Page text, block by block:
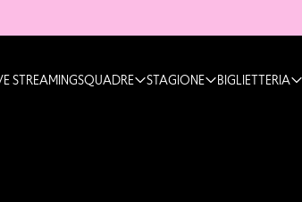
STREAMINGSQUADRE STAGIONE BIGLIETTERIA